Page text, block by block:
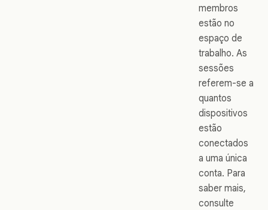
membros
estão no
espaço de
trabalho. As
sessões
referem-se a
quantos
dispositivos
estão
conectados
a uma única
conta. Para
saber mais,
consulte